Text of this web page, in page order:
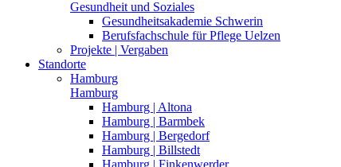
Gesundheit und Soziales
Gesundheitsakademie Schwerin
Berufsfachschule für Pflege Uelzen
Projekte | Vergaben
Standorte
Hamburg
Hamburg
Hamburg | Altona
Hamburg | Barmbek
Hamburg | Bergedorf
Hamburg | Billstedt
Hamburg | Finkenwerder